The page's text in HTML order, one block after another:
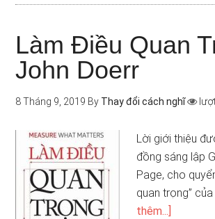
Làm Điều Quan
John Doerr
8 Tháng 9, 2019 By Thay đổi cách nghĩ
Lời giới thiệu
đồng sáng lập
Page, cho
quan trọng”
thêm...]